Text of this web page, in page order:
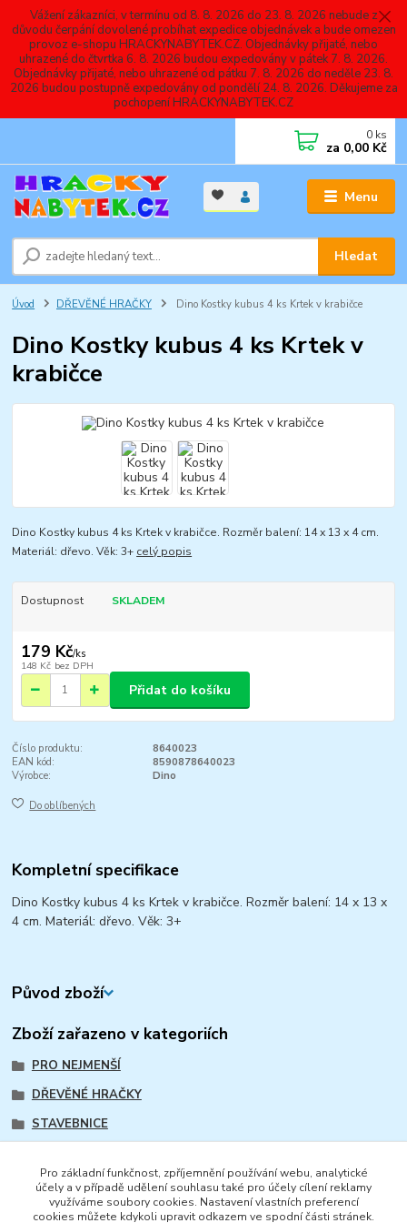
Vážení zákazníci, v termínu od 8. 8. 2026 do 23. 8. 2026 nebude z
důvodu čerpání dovolené probíhat expedice objednávek a bude omezen
provoz e-shopu HRACKYNABYTEK.CZ. Objednávky přijaté, nebo
uhrazené do čtvrtka 6. 8. 2026 budou expedovány v pátek 7. 8. 2026.
Objednávky přijaté, nebo uhrazené od pátku 7. 8. 2026 do neděle 23. 8.
2026 budou postupně expedovány od pondělí 24. 8. 2026. Děkujeme za
pochopení HRACKYNABYTEK.CZ
Menu
Hledat
0 ks
za 0,00 Kč
Úvod DŘEVĚNÉ HRAČKY Dino Kostky kubus 4 ks Krtek v krabičce
Dino Kostky kubus 4 ks Krtek v
krabičce
Dino Kostky kubus 4 ks Krtek v krabičce. Rozměr balení: 14 x 13 x 4 cm.
Materiál: dřevo. Věk: 3+ celý popis
Dostupnost SKLADEM
179 Kč/ks
148 Kč bez DPH
Přidat do košíku
Číslo produktu:
8640023
EAN kód:
8590878640023
Výrobce:
Dino
Do oblíbených
Kompletní specifikace
Dino Kostky kubus 4 ks Krtek v krabičce. Rozměr balení: 14 x 13 x
4 cm. Materiál: dřevo. Věk: 3+
Původ zboží
Zboží zařazeno v kategoriích
PRO NEJMENŠÍ
DŘEVĚNÉ HRAČKY
STAVEBNICE
DIDAKTICKÉ HRAČKY
STAVEBNICE A KOSTKY
Pro základní funkčnost, zpříjemnění používání webu, analytické
účely a v případě udělení souhlasu také pro účely cílení reklamy
využíváme soubory cookies. Nastavení vlastních preferencí
cookies můžete kdykoli upravit odkazem ve spodní části stránek.